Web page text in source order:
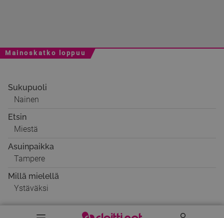
Mainoskatko loppuu
Sukupuoli
Nainen
Etsin
Miestä
Asuinpaikka
Tampere
Millä mielellä
Ystäväksi